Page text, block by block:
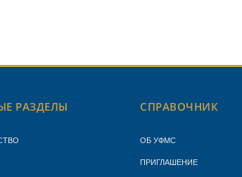
РАЗДЕЛЫ СПРАВОЧНИК
ОБ УФМС
ПРИГЛАШЕНИЕ